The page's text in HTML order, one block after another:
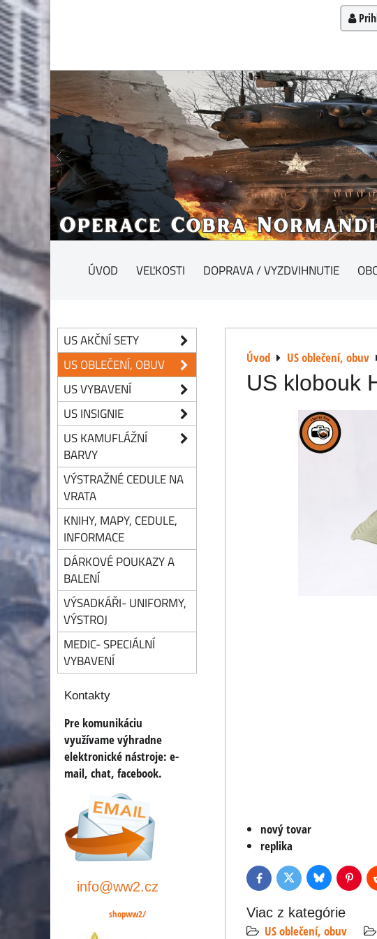
ÚVOD VEĽKOSTI DOPRAVA / VYZDVIHNUTIE
Úvod US oblečení, obuv
US klobouk
nový tovar
replika
FacebookTwitter Bluesky
Viac z kategórie
US oblečení, obuv
US AKČNÍ SETY
US OBLEČENÍ, OBUV
US VYBAVENÍ
US INSIGNIE
US KAMUFLÁŽNÍ
BARVY
VÝSTRAŽNÉ CEDULE NA
VRATA
KNIHY, MAPY, CEDULE,
INFORMACE
DÁRKOVÉ POUKAZY A
BALENÍ
VÝSADKÁŘI- UNIFORMY,
VÝSTROJ
MEDIC- SPECIÁLNÍ
VYBAVENÍ
Kontakty
Pre komunikáciu
využívame výhradne
elektronické nástroje: e-
mail, chat, facebook.
info@ww2.cz
shopww2/